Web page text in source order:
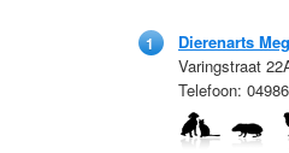
1
Dierenarts
Varingstraat
Telefoon: